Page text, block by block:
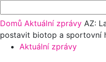
Domů Aktuální zprávy AZ:
postavit biotop a sportovní
Aktuální zprávy